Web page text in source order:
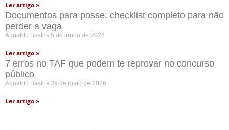
Ler artigo »
Documentos para posse: checklist completo para não
perder a vaga
Agnaldo Bastos 5 de junho de 2026
Ler artigo »
7 erros no TAF que podem te reprovar no concurso
público
Agnaldo Bastos 29 de maio de 2026
Ler artigo »